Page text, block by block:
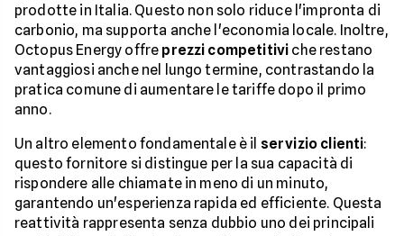
prodotte in Italia. Questo non solo riduce l'impronta di
carbonio, ma supporta anche l'economia locale. Inoltre,
Octopus Energy offre prezzi competitivi che restano
vantaggiosi anche nel lungo termine, contrastando la
pratica comune di aumentare le tariffe dopo il primo
anno.
Un altro elemento fondamentale è il servizio clienti:
questo fornitore si distingue per la sua capacità di
rispondere alle chiamate in meno di un minuto,
garantendo un'esperienza rapida ed efficiente. Questa
reattività rappresenta senza dubbio uno dei principali